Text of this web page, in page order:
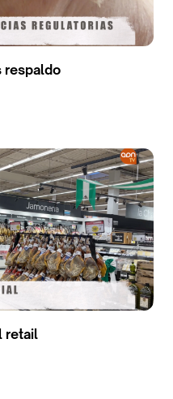
respaldo
retail